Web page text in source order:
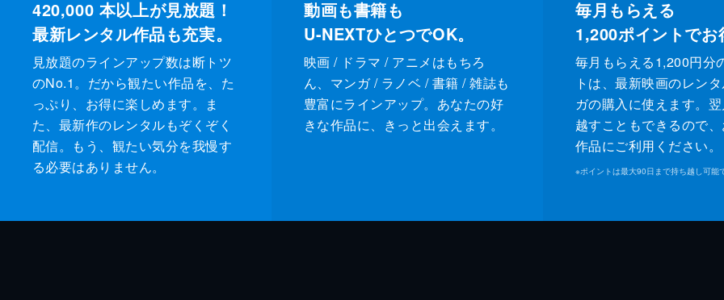
420,000 本以上が見放題！
最新レンタル作品も充実。
見放題のラインアップ数は断トツ
のNo.1。だから観たい作品を、た
っぷり、お得に楽しめます。ま
た、最新作のレンタルもぞくぞく
配信。もう、観たい気分を我慢す
る必要はありません。
動画も書籍も
U-NEXTひとつでOK。
映画 / ドラマ / アニメはもちろ
ん、マンガ / ラノベ / 書籍 / 雑誌も
豊富にラインアップ。あなたの好
きな作品に、きっと出会えます。
毎月もらえる
1,200ポイントでお
毎月もらえる1,200円分
トは、最新映画のレン
ガの購入に使えます。
越すこともできるので
作品にご利用ください。
※ポイントは最大90日まで持ち越し可能